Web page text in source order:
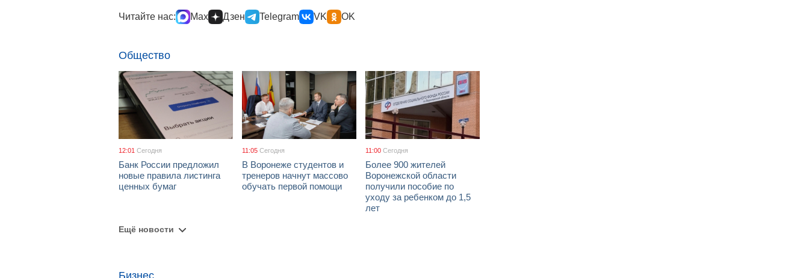
Читайте нас: Max Дзен Telegram VK OK
Общество
12:01 Сегодня
Банк России предложил
новые правила листинга
ценных бумаг
11:05 Сегодня
В Воронеже студентов и
тренеров начнут массово
обучать первой помощи
11:00 Сегодня
Более 900 жителей
Воронежской области
получили пособие по
уходу за ребенком до 1,5
лет
Ещё новости
Бизнес